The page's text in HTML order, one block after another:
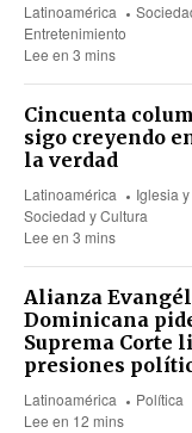
Latinoamérica
Entretenimiento
Lee en 3 mins
Cincuenta
sigo creyendo
la verdad
Latinoamérica
Iglesia
Sociedad y Cultura
Lee en 3 mins
Alianza
Dominicana
Suprema Corte
presiones
Latinoamérica
Política
Lee en 12 mins